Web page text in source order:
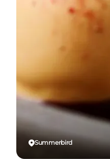
Summerbird